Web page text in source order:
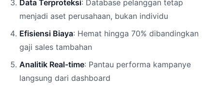
Data Terproteksi: Database pelanggan tetap
menjadi aset perusahaan, bukan individu
Efisiensi Biaya: Hemat hingga 70% dibandingkan
gaji sales tambahan
Analitik Real-time: Pantau performa kampanye
langsung dari dashboard